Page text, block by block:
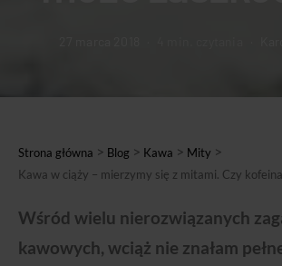
Strona główna > Blog > Kawa > Mity >
Kawa w ciąży – mierzymy się z mitami. Czy
Wśród wielu nierozwiązanych
kawowych, wciąż nie znałam